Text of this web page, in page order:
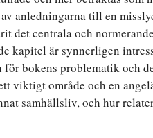
anledningarna till en
det centrala och
kapitel är synnerligen
bokens problematik och
viktigt område och en
samhällsliv, och hur